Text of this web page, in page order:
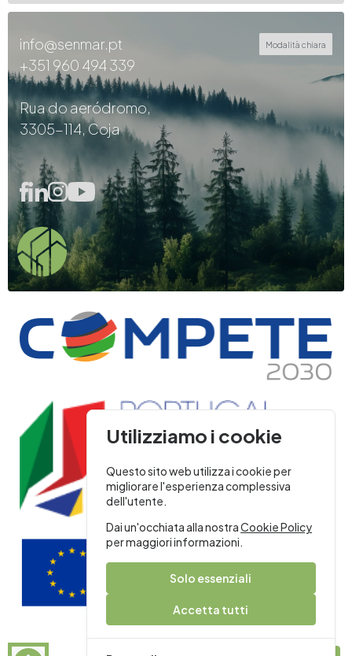
Modalità chiara
info@senmar.pt
+351 960 494 339
Rua do aeródromo,
3305-114, Coja
Utilizziamo i cookie
Questo sito web utilizza i cookie per
migliorare l'esperienza complessiva
dell'utente.
Dai un'occhiata alla nostraCookie Policy
per maggiori informazioni.
Solo essenziali
Accetta tutti